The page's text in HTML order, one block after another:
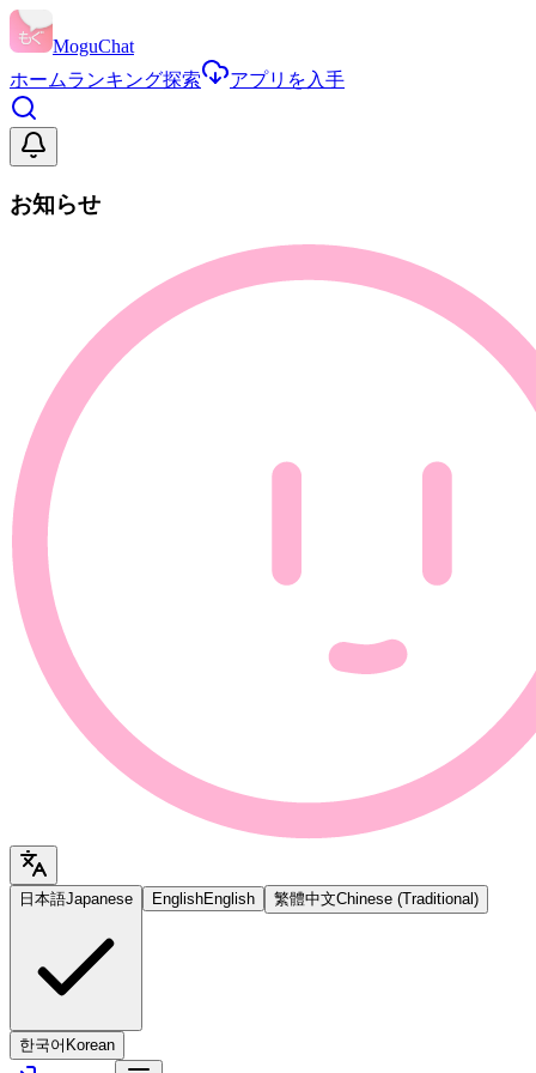
MoguChat
ホームランキング探索 アプリを入手
お知らせ
日本語Japanese EnglishEnglish 繁體中文Chinese (Traditional)
한국어 Korean